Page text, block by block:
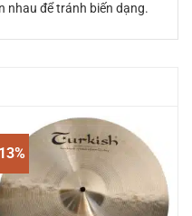
nhau để tránh biến dạng.